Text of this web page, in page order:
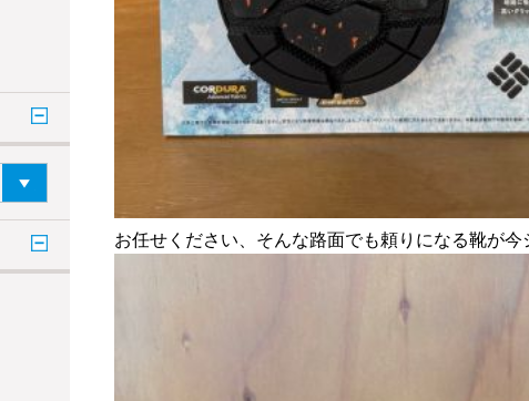
お任せください、そんな路面でも頼りになる靴が